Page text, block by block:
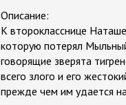
Описание:
К второкласснице
которую потерял
говорящие зверята
всего злого и его
прежде чем им удается